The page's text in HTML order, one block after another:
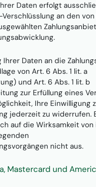
Daten erfolgt
an den
Daten an die
von Art. 6 Abs. 1 lit. a
und Art. 6 Abs. 1 lit. b
zur Erfüllung eines
Ihre Einwilligung
jederzeit zu widerrufen.
auf die Wirksamkeit von
nicht aus.
Mastercard und